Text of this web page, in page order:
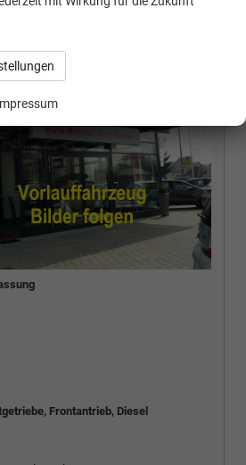
Frontantrieb, Diesel